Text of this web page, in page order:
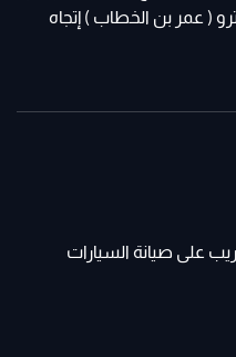
( عمر بن الخطاب ) إتجاه
على صيانة السيارات